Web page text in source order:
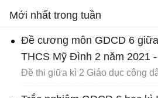
Mới nhất trong tuần
Đề cương môn GDCD 6
THCS Mỹ Đình 2 năm 2021
Đề thi giữa kì 2 Giáo dục công